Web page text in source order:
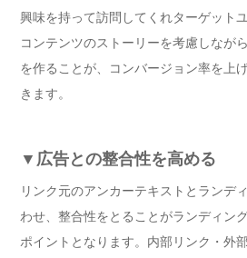
興味を持って訪問してくれターゲット
コンテンツのストーリーを考慮しなが
を作ることが、コンバージョン率を上
きます。
▼広告との整合性を高める
リンク元のアンカーテキストとランデ
わせ、整合性をとることがランディン
ポイントとなります。内部リンク・外